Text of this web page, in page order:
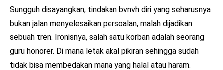
Sungguh disayangkan, tindakan bvnvh diri yang seharusnya
bukan jalan menyelesaikan persoalan, malah dijadikan
sebuah tren. Ironisnya, salah satu korban adalah seorang
guru honorer. Di mana letak akal pikiran sehingga sudah
tidak bisa membedakan mana yang halal atau haram.